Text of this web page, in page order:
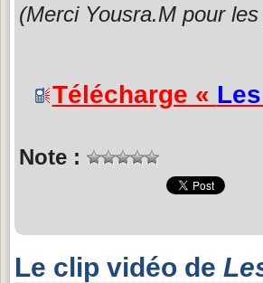
(Merci Yousra.M pour
Télécharge «
Note :
Le clip vidéo de